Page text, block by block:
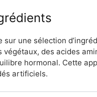
sur une sélection
des acides
hormonal. Cette
artificiels.